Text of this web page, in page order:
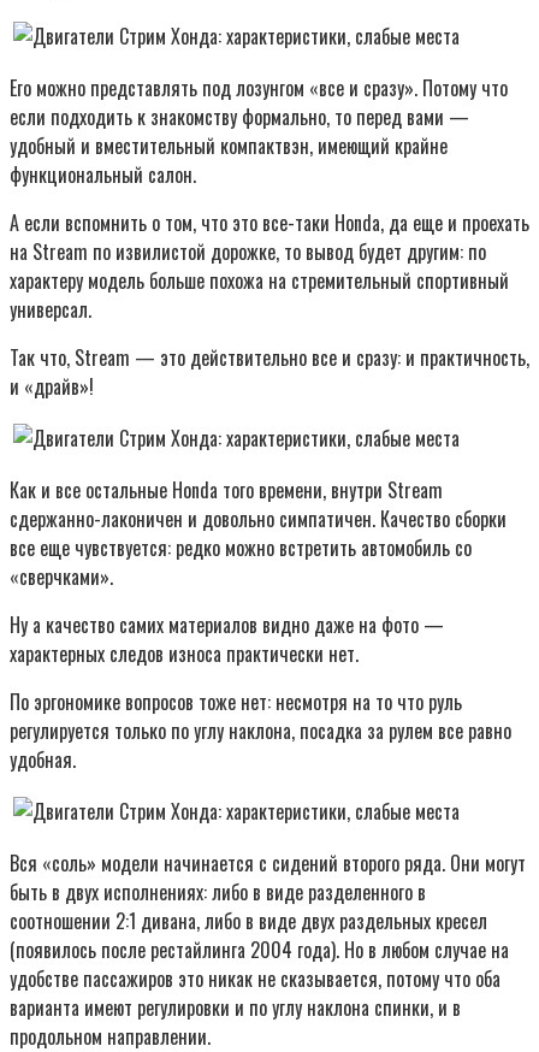
Его можно представлять под лозунгом «все и сразу». Потому что
если подходить к знакомству формально, то перед вами —
удобный и вместительный компактвэн, имеющий крайне
функциональный салон.
А если вспомнить о том, что это все-таки Honda, да еще и проехать
на Stream по извилистой дорожке, то вывод будет другим: по
характеру модель больше похожа на стремительный спортивный
универсал.
Так что, Stream — это действительно все и сразу: и практичность,
и «драйв»!
Как и все остальные Honda того времени, внутри Stream
сдержанно-лаконичен и довольно симпатичен. Качество сборки
все еще чувствуется: редко можно встретить автомобиль со
«сверчками».
Ну а качество самих материалов видно даже на фото —
характерных следов износа практически нет.
По эргономике вопросов тоже нет: несмотря на то что руль
регулируется только по углу наклона, посадка за рулем все равно
удобная.
Вся «соль» модели начинается с сидений второго ряда. Они могут
быть в двух исполнениях: либо в виде разделенного в
соотношении 2:1 дивана, либо в виде двух раздельных кресел
(появилось после рестайлинга 2004 года). Но в любом случае на
удобстве пассажиров это никак не сказывается, потому что оба
варианта имеют регулировки и по углу наклона спинки, и в
продольном направлении.